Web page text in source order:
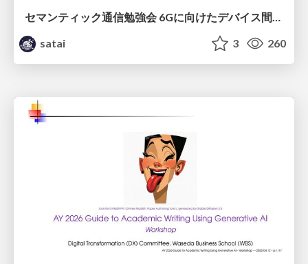
セマンティック通信勉強会 6Gに向けたデバイス間効率的な通信の技術紹介・課題・今後展望
satai
3 260